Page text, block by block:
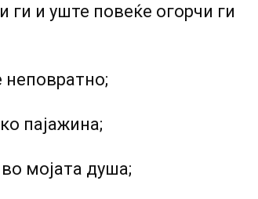
и уште повеќе огорчи ги
неповратно;
пајажина;
мојата душа;